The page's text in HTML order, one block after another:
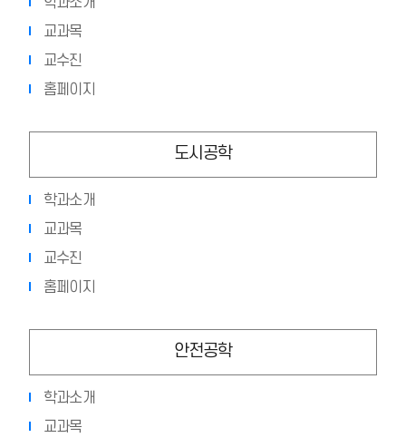
교과목
교수진
홈페이지
도시공학
학과소개
교과목
교수진
홈페이지
안전공학
학과소개
교과목